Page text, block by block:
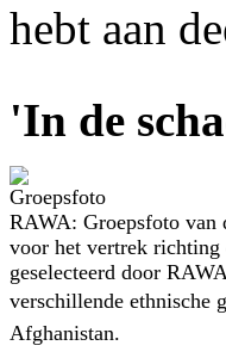
hebt aan
'In de
RAWA: Groepsfoto van
voor het vertrek richting
geselecteerd door
verschillende ethnische
Afghanistan.